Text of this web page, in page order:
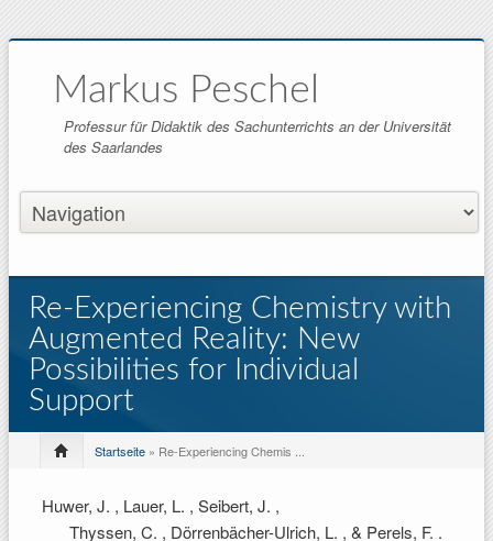
Markus Peschel
Professur für Didaktik des Sachunterrichts an der Universität
des Saarlandes
Re-Experiencing Chemistry with
Augmented Reality: New
Possibilities for Individual
Support
Startseite » Re-Experiencing Chemis ...
Huwer, J. , Lauer, L. , Seibert, J. ,
Thyssen, C. , Dörrenbächer-Ulrich, L. , & Perels, F. .